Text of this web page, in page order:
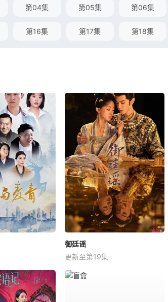
第04集 第05集 第06集
第16集 第17集 第18集
御廷谣
更新至第19集